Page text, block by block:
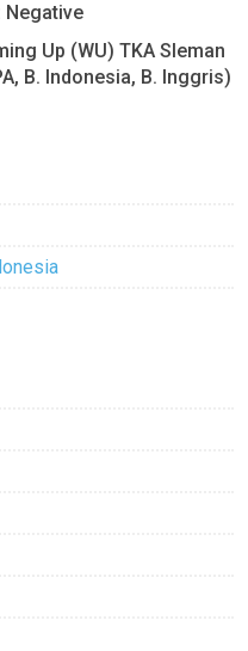
Negative
Up (WU) TKA Sleman
B. Indonesia, B. Inggris)